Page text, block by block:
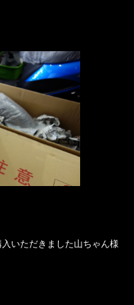
入いただきました山ちゃん様